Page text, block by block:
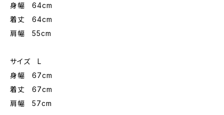
身幅 64cm
着丈 64cm
肩幅 55cm
サイズ L
身幅 67cm
着丈 67cm
肩幅 57cm